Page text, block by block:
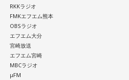
番組Webサイト：
RKKラジオ
FMKエフエム熊本
OBSラジオ
エフエム大分
宮崎放送
エフエム宮崎
MBCラジオ
μFM